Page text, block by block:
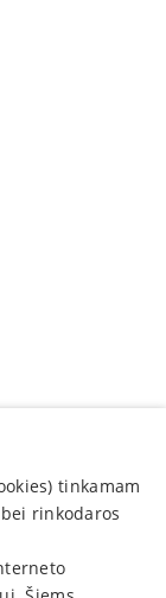
tinkamam
rinkodaros